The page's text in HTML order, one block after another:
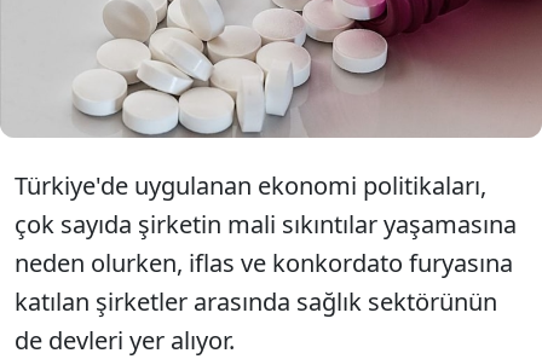
kararı verildi. 2014 yılında kurulan şirket, aralık
ayında yaptığı başvuruda konkordato ilan
etmişti.
Türkiye'de uygulanan ekonomi politikaları,
çok sayıda şirketin mali sıkıntılar yaşamasına
neden olurken, iflas ve konkordato furyasına
katılan şirketler arasında sağlık sektörünün
de devleri yer alıyor.